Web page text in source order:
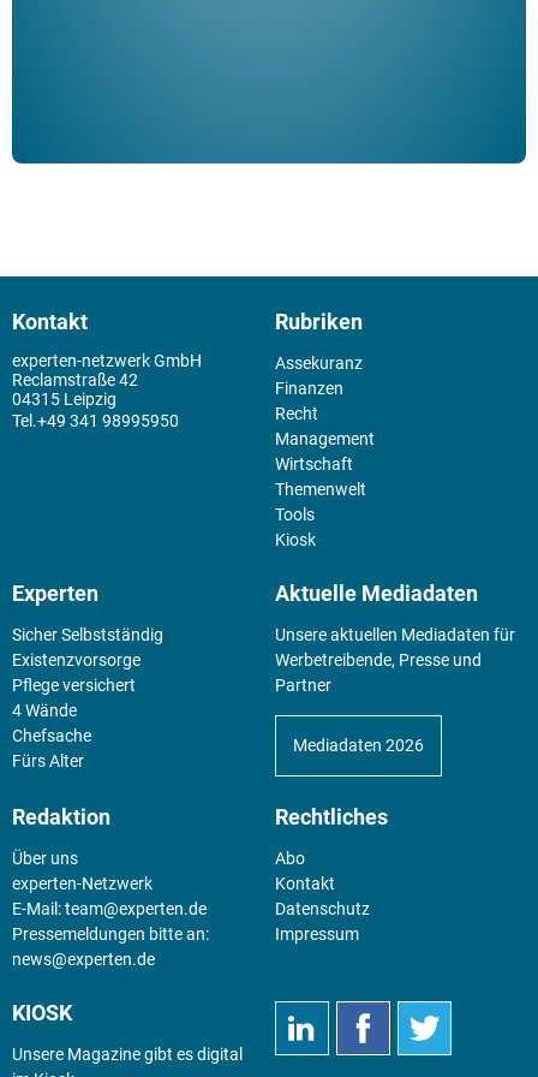
Kontakt
experten-netzwerk GmbH
Reclamstraße 42
04315 Leipzig
+49 341 98995950
Rubriken
Assekuranz
Finanzen
Recht
Management
Wirtschaft
Themenwelt
Tools
Kiosk
Experten
Sicher Selbstständig
Existenz­vorsorge
Pflege versichert
4 Wände
Chefsache
Fürs Alter
Aktuelle Mediadaten
Unsere aktuellen Mediadaten für
Werbetreibende, Presse und
Partner
Mediadaten 2026
Redaktion
Über uns
experten-Netzwerk
E-Mail:team@experten.de
Pressemeldungen bitte an:
news@experten.de
Rechtliches
Abo
Kontakt
Datenschutz
Impressum
KIOSK
Unsere Magazine gibt es digital